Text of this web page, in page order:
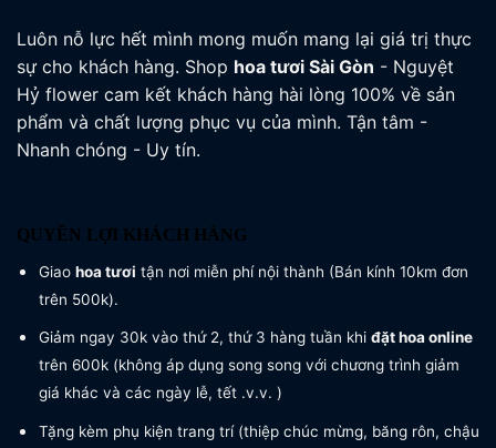
Luôn nỗ lực hết mình mong muốn mang lại giá trị thực
sự cho khách hàng. Shop hoa tươi Sài Gòn - Nguyệt
Hỷ flower cam kết khách hàng hài lòng 100% về sản
phẩm và chất lượng phục vụ của mình. Tận tâm -
Nhanh chóng - Uy tín.
QUYỀN LỢI KHÁCH HÀNG
Giao hoa tươi tận nơi miễn phí nội thành (Bán kính 10km đơn
trên 500k).
Giảm ngay 30k vào thứ 2, thứ 3 hàng tuần khi đặt hoa online
trên 600k (không áp dụng song song với chương trình giảm
giá khác và các ngày lễ, tết .v.v. )
Tặng kèm phụ kiện trang trí (thiệp chúc mừng, băng rôn, chậu